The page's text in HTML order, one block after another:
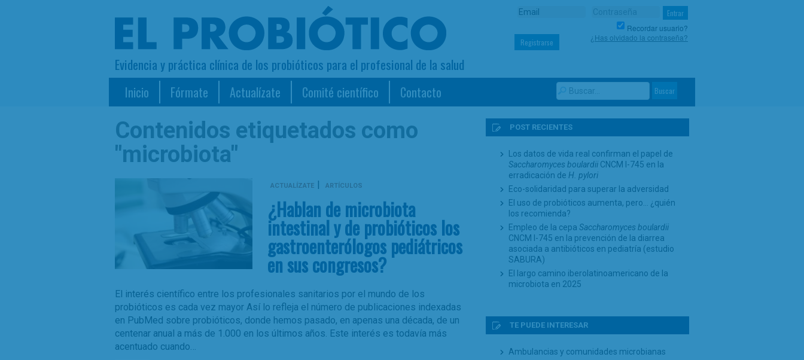
Evidencia y práctica clínica de los probióticos para el profesional de la salud
Recordar usuario?
Registrarse
¿Has olvidado la contraseña?
Inicio Fórmate Actualízate Comité científico Contacto
Contenidos etiquetados como
"microbiota"
ACTUALÍZATE | ARTÍCULOS
¿Hablan de microbiota
intestinal y de probióticos los
gastroenterólogos pediátricos
en sus congresos?
El interés científico entre los profesionales sanitarios por el mundo de los
probióticos es cada vez mayor Así lo refleja el número de publicaciones indexadas
en PubMed sobre probióticos, donde hemos pasado, en apenas una década, de un
centenar anual a más de 1.000 en los últimos años. Este interés es todavía más
acentuado cuando…
POST RECIENTES
Los datos de vida real confirman el papel de
Saccharomyces boulardii CNCM I-745 en la
erradicación de H. pylori
Eco-solidaridad para superar la adversidad
El uso de probióticos aumenta, pero… ¿quién
los recomienda?
Empleo de la cepa Saccharomyces boulardii
CNCM I-745 en la prevención de la diarrea
asociada a antibióticos en pediatría (estudio
SABURA)
El largo camino iberolatinoamericano de la
microbiota en 2025
TE PUEDE INTERESAR
Ambulancias y comunidades microbianas